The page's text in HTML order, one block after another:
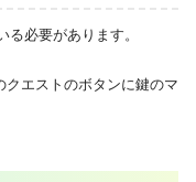
る必要があります。
エストのボタンに鍵のマ